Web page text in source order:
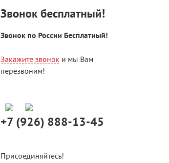
Звонок бесплатный!
Звонок по России Бесплатный!
Закажите звонок и мы Вам
перезвоним!
+7 (926) 888-13-45
Присоединяйтесь!